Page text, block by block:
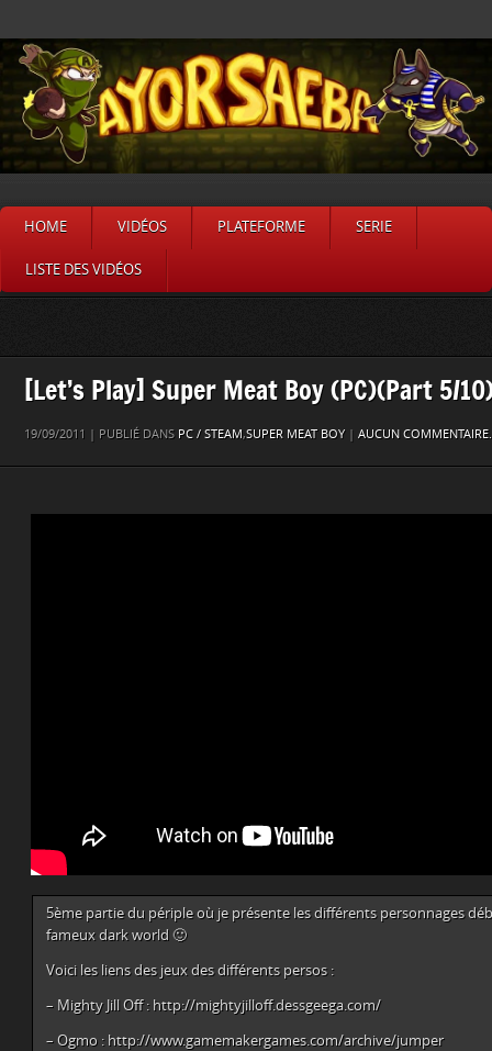
HOME VIDÉOS PLATEFORME SERIE
LISTE DES VIDÉOS
[Let’s Play] Super Meat Boy (PC)(Part 5/
19/09/2011 | PUBLIÉ DANS PC / STEAM,SUPER MEAT BOY| AUCUN COMMENTAIRE.
5ème partie du périple où je présente les différents personnages
fameux dark world 🙂
Voici les liens des jeux des différents persos :
– Mighty Jill Off : http://mightyjilloff.dessgeega.com/
– Ogmo : http://www.gamemakergames.com/archive/jumper